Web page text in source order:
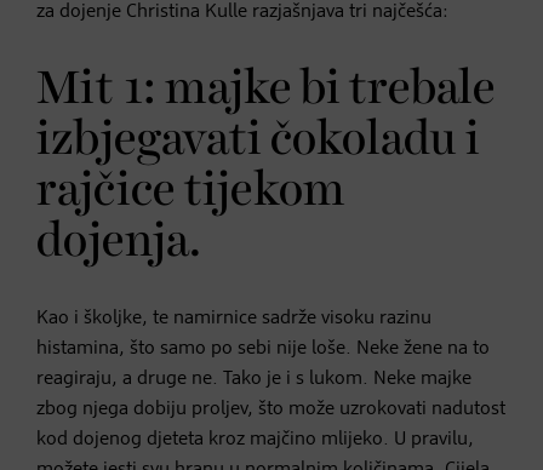
za dojenje Christina Kulle razjašnjava tri najčešća:
Mit 1: majke bi trebale
izbjegavati čokoladu i
rajčice tijekom
dojenja.
Kao i školjke, te namirnice sadrže visoku razinu
histamina, što samo po sebi nije loše. Neke žene na to
reagiraju, a druge ne. Tako je i s lukom. Neke majke
zbog njega dobiju proljev, što može uzrokovati nadutost
kod dojenog djeteta kroz majčino mlijeko. U pravilu,